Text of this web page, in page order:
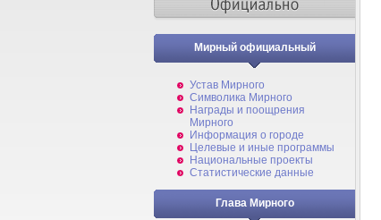
Мирный официальный
Устав Мирного
Символика Мирного
Награды и поощрения
Мирного
Информация о городе
Целевые и иные программы
Национальные проекты
Статистические данные
Глава Мирного